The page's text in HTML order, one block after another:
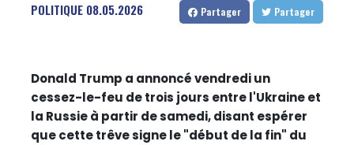
POLITIQUE 08.05.2026 Partager Partager
Donald Trump a annoncé vendredi un
cessez-le-feu de trois jours entre l'Ukraine et
la Russie à partir de samedi, disant espérer
que cette trêve signe le "début de la fin" du